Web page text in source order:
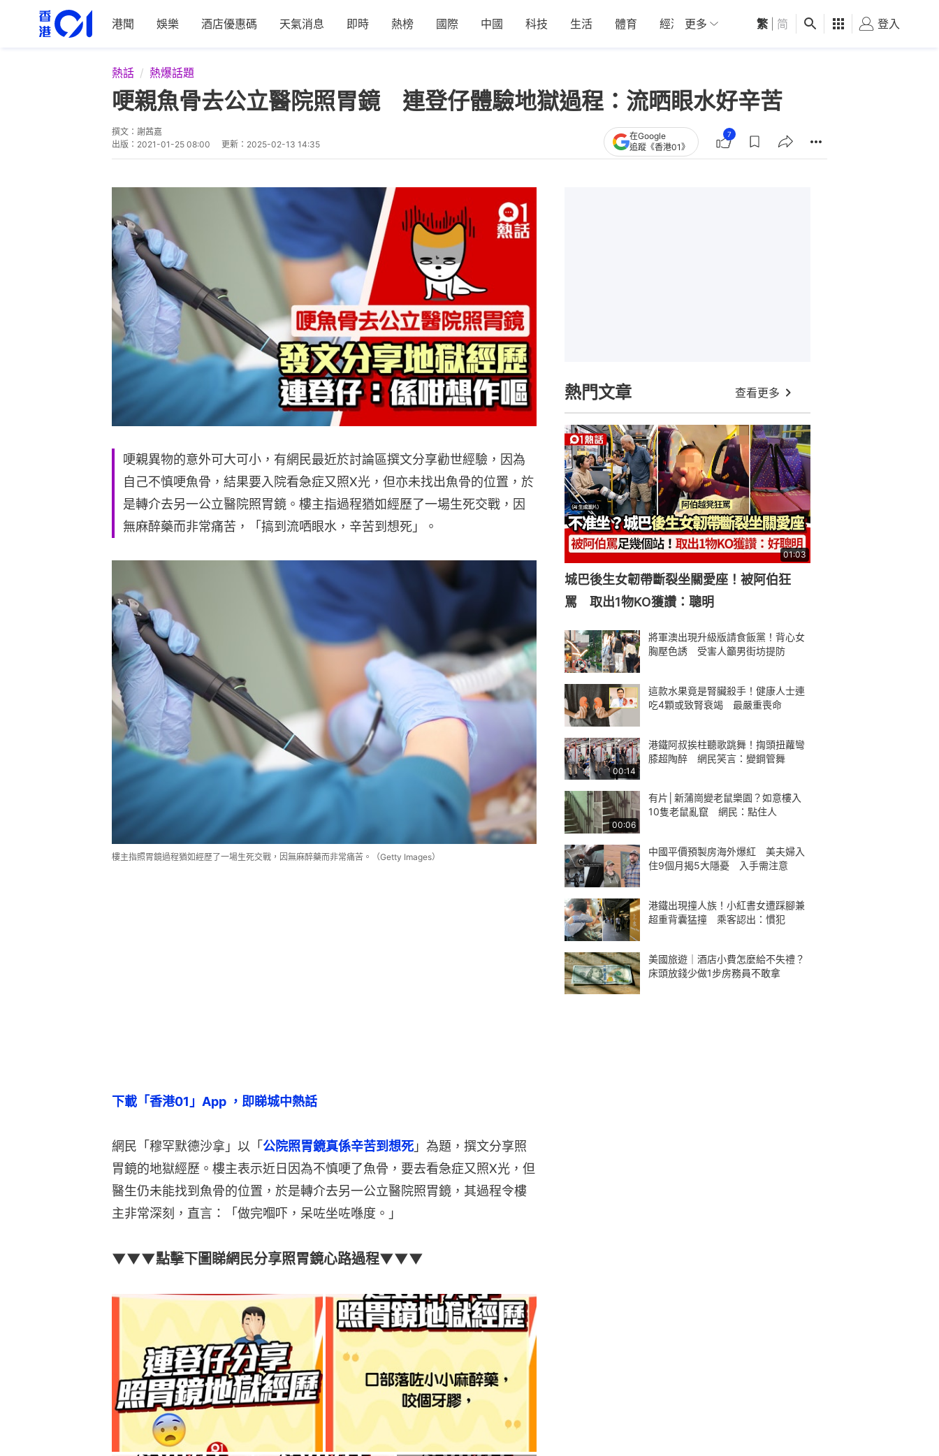
港聞 娛樂 酒店優惠碼 天氣消息 即時 熱榜 國際 中國 科技 生活 體育 經濟 01深圳 觀點 健康 好食玩飛
更多 繁 简 登入
熱話 熱爆話題
哽親魚骨去公立醫院照胃鏡 連登仔體驗地獄過程：流晒眼水好辛苦
撰文： 謝茜嘉
出版： 2021-01-25 08:00 更新： 2025-02-13 14:35
在Google
追蹤《香港01》
7
哽親異物的意外可大可小，有網民最近於討論區撰文分享勸世經驗，因為
自己不慎哽魚骨，結果要入院看急症又照X光，但亦未找出魚骨的位置，於
是轉介去另一公立醫院照胃鏡。樓主指過程猶如經歷了一場生死交戰，因
無麻醉藥而非常痛苦，「搞到流哂眼水，辛苦到想死」。
樓主指照胃鏡過程猶如經歷了一場生死交戰，因無麻醉藥而非常痛苦。（Getty Images）
下載「香港01」App ，即睇城中熱話
網民「穆罕默德沙拿」以「公院照胃鏡真係辛苦到想死」為題，撰文分享照
胃鏡的地獄經歷。樓主表示近日因為不慎哽了魚骨，要去看急症又照X光，但
醫生仍未能找到魚骨的位置，於是轉介去另一公立醫院照胃鏡，其過程令樓
主非常深刻，直言：「做完嗰吓，呆咗坐咗喺度。」
▼▼▼點擊下圖睇網民分享照胃鏡心路過程▼▼▼
熱門文章 查看更多
01:03
城巴後生女韌帶斷裂坐關愛座！被阿伯狂
罵 取出1物KO獲讚：聰明
將軍澳出現升級版請食飯黨！背心女
胸壓色誘 受害人籲男街坊提防
這款水果竟是腎臟殺手！健康人士連
吃4顆或致腎衰竭 最嚴重喪命
00:14
港鐵阿叔挨柱聽歌跳舞！揈頭扭蘿彎
膝超陶醉 網民笑言：變鋼管舞
00:06
有片│新蒲崗變老鼠樂園？如意樓入
10隻老鼠亂竄 網民：點住人
中國平價預製房海外爆紅 美夫婦入
住9個月揭5大隱憂 入手需注意
港鐵出現撞人族！小紅書女遭踩腳兼
超重背囊猛撞 乘客認出：慣犯
美國旅遊｜酒店小費怎麼給不失禮？
床頭放錢少做1步房務員不敢拿